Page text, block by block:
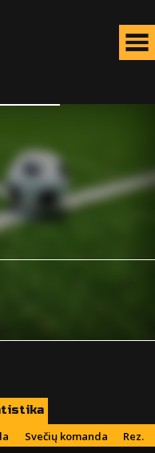
Svečių komanda Rez.